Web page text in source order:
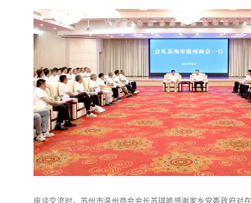
座谈交流时，苏州市温州商会会长苏琪皓感谢家乡党委政府对